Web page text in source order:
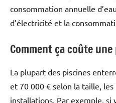
consommation annuelle
d’électricité et la
Comment ça coûte
La plupart des piscines
et 70 000 € selon la taille,
installations. Par exemple, si